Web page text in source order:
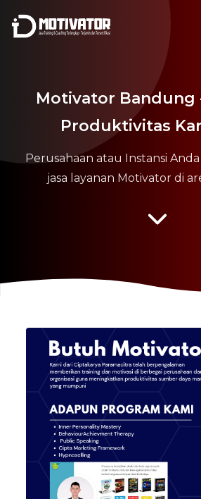
Motivator Bandung
Produktivitas
Perusahaan atau Instansi
jasa layanan Motivator di